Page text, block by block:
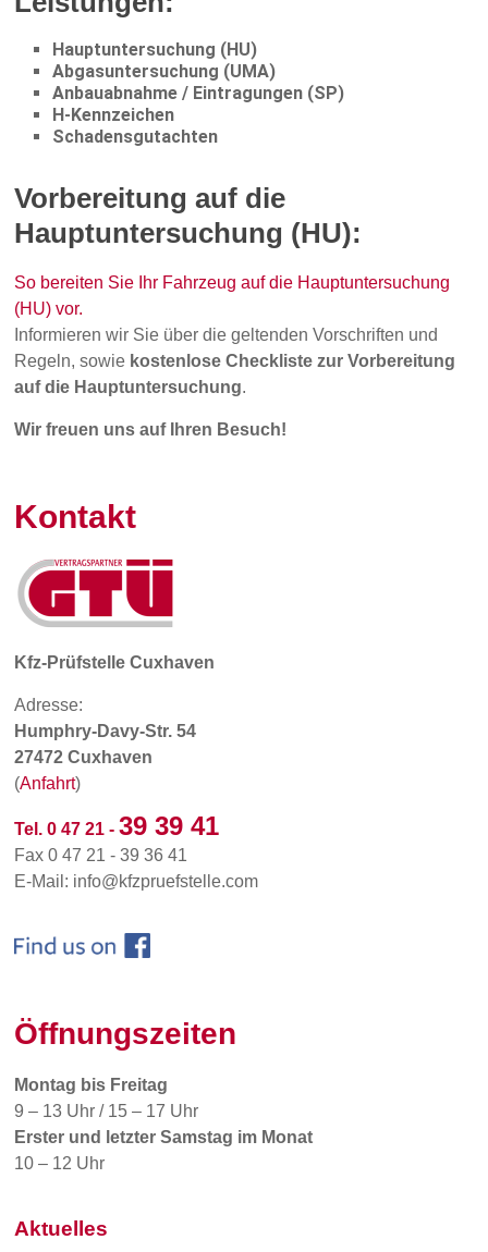
Hauptuntersuchung (HU)
Abgasuntersuchung (UMA)
Anbauabnahme / Eintragungen (SP)
H-Kennzeichen
Schadensgutachten
Vorbereitung auf die
Hauptuntersuchung (HU):
So bereiten Sie Ihr Fahrzeug auf die Hauptuntersuchung
(HU) vor.
Informieren wir Sie über die geltenden Vorschriften und
Regeln, sowie kostenlose Checkliste zur Vorbereitung
auf die Hauptuntersuchung.
Wir freuen uns auf Ihren Besuch!
Kontakt
Kfz-Prüfstelle Cuxhaven
Adresse:
Humphry-Davy-Str. 54
27472 Cuxhaven
(Anfahrt)
Tel. 0 47 21 -39 39 41
Fax 0 47 21 - 39 36 41
E-Mail: info@kfzpruefstelle.com
Öffnungszeiten
Montag bis Freitag
9 – 13 Uhr / 15 – 17 Uhr
Erster und letzter Samstag im Monat
10 – 12 Uhr
Aktuelles